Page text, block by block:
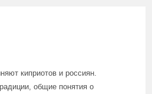
киприотов и россиян.
общие понятия о